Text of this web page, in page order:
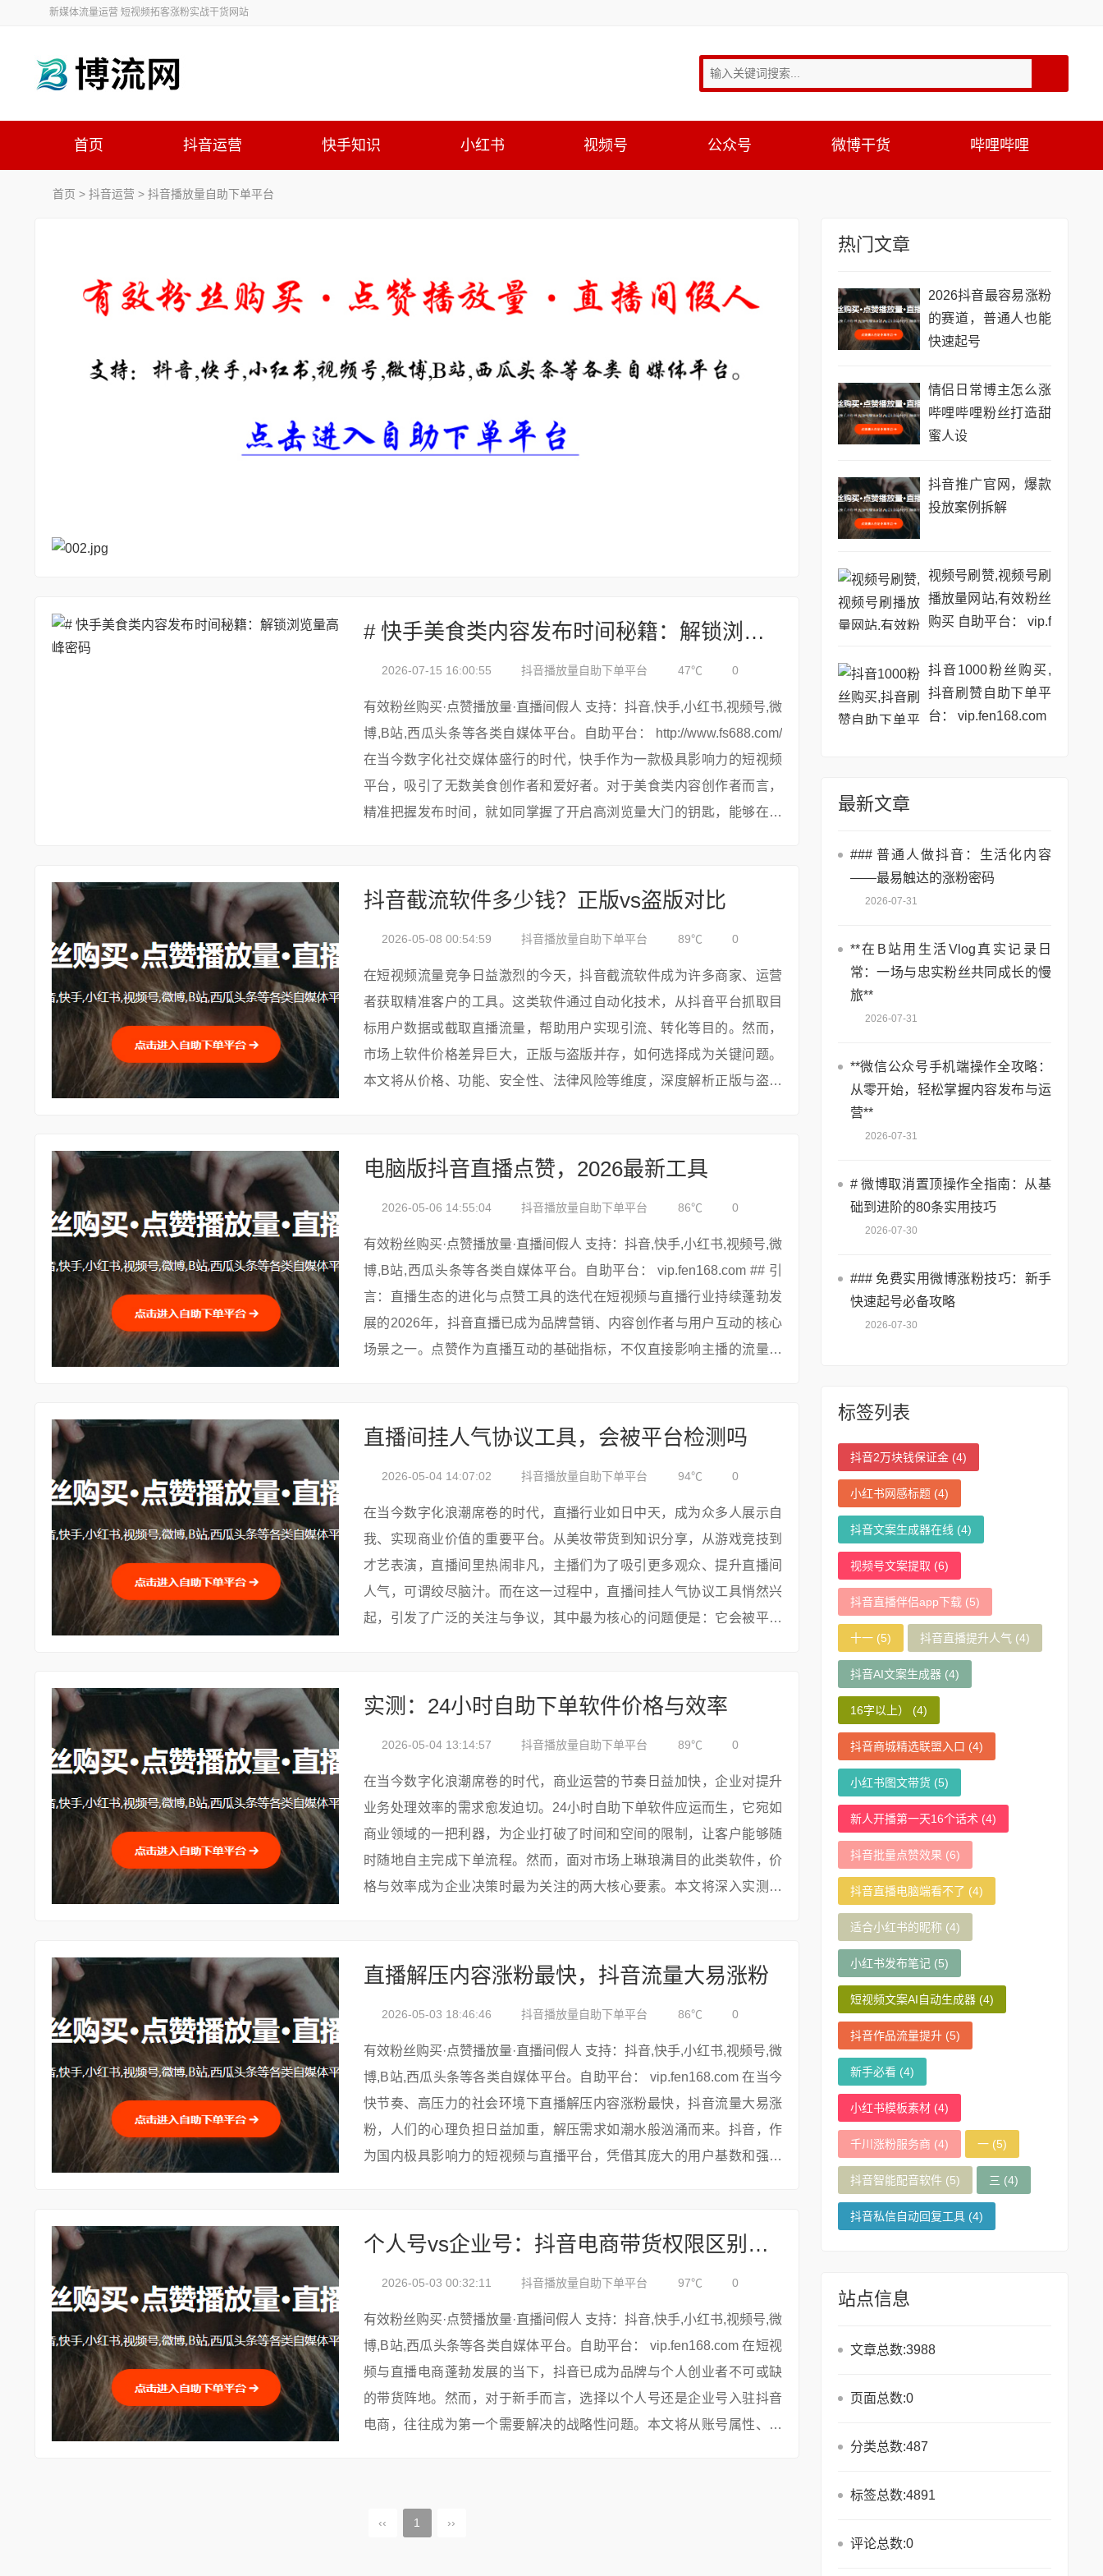
新媒体流量运营 短视频拓客涨粉实战干货网站
首页 抖音运营 快手知识 小红书 视频号 公众号 微博干货 哔哩哔哩
首页 > 抖音运营 > 抖音播放量自助下单平台
# 快手美食类内容发布时间秘籍：解锁浏览量高峰密码
2026-07-15 16:00:55 抖音播放量自助下单平台 47℃ 0
有效粉丝购买·点赞播放量·直播间假人 支持：抖音,快手,小红书,视频号,微
博,B站,西瓜头条等各类自媒体平台。自助平台： http://www.fs688.com/
在当今数字化社交媒体盛行的时代，快手作为一款极具影响力的短视频
平台，吸引了无数美食创作者和爱好者。对于美食类内容创作者而言，
精准把握发布时间，就如同掌握了开启高浏览量大门的钥匙，能够在海
抖音截流软件多少钱？正版vs盗版对比
2026-05-08 00:54:59 抖音播放量自助下单平台 89℃ 0
在短视频流量竞争日益激烈的今天，抖音截流软件成为许多商家、运营
者获取精准客户的工具。这类软件通过自动化技术，从抖音平台抓取目
标用户数据或截取直播流量，帮助用户实现引流、转化等目的。然而，
市场上软件价格差异巨大，正版与盗版并存，如何选择成为关键问题。
本文将从价格、功能、安全性、法律风险等维度，深度解析正版与盗版
电脑版抖音直播点赞，2026最新工具
2026-05-06 14:55:04 抖音播放量自助下单平台 86℃ 0
有效粉丝购买·点赞播放量·直播间假人 支持：抖音,快手,小红书,视频号,微
博,B站,西瓜头条等各类自媒体平台。自助平台： vip.fen168.com ## 引
言：直播生态的进化与点赞工具的迭代在短视频与直播行业持续蓬勃发
展的2026年，抖音直播已成为品牌营销、内容创作者与用户互动的核心
场景之一。点赞作为直播互动的基础指标，不仅直接影响主播的流量推
直播间挂人气协议工具，会被平台检测吗
2026-05-04 14:07:02 抖音播放量自助下单平台 94℃ 0
在当今数字化浪潮席卷的时代，直播行业如日中天，成为众多人展示自
我、实现商业价值的重要平台。从美妆带货到知识分享，从游戏竞技到
才艺表演，直播间里热闹非凡，主播们为了吸引更多观众、提升直播间
人气，可谓绞尽脑汁。而在这一过程中，直播间挂人气协议工具悄然兴
起，引发了广泛的关注与争议，其中最为核心的问题便是：它会被平台
实测：24小时自助下单软件价格与效率
2026-05-04 13:14:57 抖音播放量自助下单平台 89℃ 0
在当今数字化浪潮席卷的时代，商业运营的节奏日益加快，企业对提升
业务处理效率的需求愈发迫切。24小时自助下单软件应运而生，它宛如
商业领域的一把利器，为企业打破了时间和空间的限制，让客户能够随
时随地自主完成下单流程。然而，面对市场上琳琅满目的此类软件，价
格与效率成为企业决策时最为关注的两大核心要素。本文将深入实测多
直播解压内容涨粉最快，抖音流量大易涨粉
2026-05-03 18:46:46 抖音播放量自助下单平台 86℃ 0
有效粉丝购买·点赞播放量·直播间假人 支持：抖音,快手,小红书,视频号,微
博,B站,西瓜头条等各类自媒体平台。自助平台： vip.fen168.com 在当今
快节奏、高压力的社会环境下直播解压内容涨粉最快，抖音流量大易涨
粉，人们的心理负担日益加重，解压需求如潮水般汹涌而来。抖音，作
为国内极具影响力的短视频与直播平台，凭借其庞大的用户基数和强大
个人号vs企业号：抖音电商带货权限区别详解
2026-05-03 00:32:11 抖音播放量自助下单平台 97℃ 0
有效粉丝购买·点赞播放量·直播间假人 支持：抖音,快手,小红书,视频号,微
博,B站,西瓜头条等各类自媒体平台。自助平台： vip.fen168.com 在短视
频与直播电商蓬勃发展的当下，抖音已成为品牌与个人创业者不可或缺
的带货阵地。然而，对于新手而言，选择以个人号还是企业号入驻抖音
电商，往往成为第一个需要解决的战略性问题。本文将从账号属性、功
‹‹ 1 ››
热门文章
2026抖音最容易涨粉
的赛道，普通人也能
快速起号
情侣日常博主怎么涨
哔哩哔哩粉丝打造甜
蜜人设
抖音推广官网，爆款
投放案例拆解
视频号刷赞,视频号刷
播放量网站,有效粉丝
购买 自助平台： vip.f
抖音1000粉丝购买,
抖音刷赞自助下单平
台： vip.fen168.com
最新文章
### 普通人做抖音：生活化内容
——最易触达的涨粉密码
2026-07-31
**在B站用生活Vlog真实记录日
常：一场与忠实粉丝共同成长的慢
旅**
2026-07-31
**微信公众号手机端操作全攻略：
从零开始，轻松掌握内容发布与运
营**
2026-07-31
# 微博取消置顶操作全指南：从基
础到进阶的80条实用技巧
2026-07-30
### 免费实用微博涨粉技巧：新手
快速起号必备攻略
2026-07-30
标签列表
抖音2万块钱保证金(4)
小红书网感标题(4)
抖音文案生成器在线(4)
视频号文案提取 (6)
抖音直播伴侣app下载(5)
十一(5) 抖音直播提升人气(4)
抖音AI文案生成器(4)
16字以上） (4)
抖音商城精选联盟入口 (4)
小红书图文带货(5)
新人开播第一天16个话术(4)
抖音批量点赞效果 (6)
抖音直播电脑端看不了 (4)
适合小红书的昵称 (4)
小红书发布笔记(5)
短视频文案AI自动生成器(4)
抖音作品流量提升(5)
新手必看(4)
小红书模板素材(4)
千川涨粉服务商 (4) 一(5)
抖音智能配音软件(5) 三 (4)
抖音私信自动回复工具(4)
站点信息
文章总数:3988
页面总数:0
分类总数:487
标签总数:4891
评论总数:0